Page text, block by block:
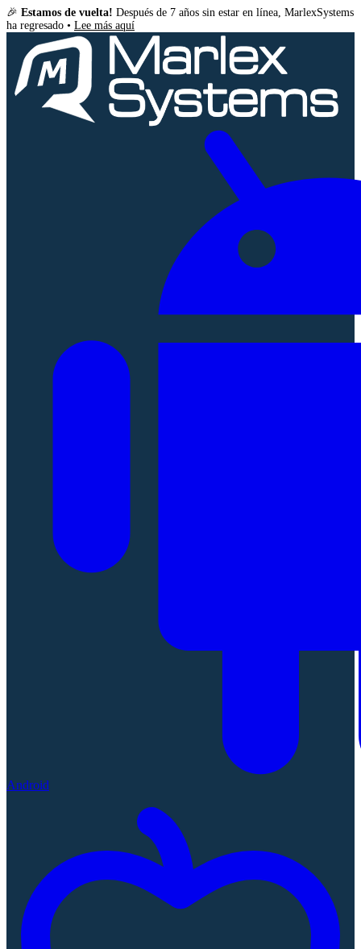
🎉 Estamos de vuelta! Después de 7 años sin estar en línea, MarlexSystems
ha regresado • Lee más aquí
Android